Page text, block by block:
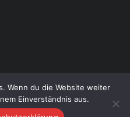
Hattenhofen. Alle Rechte
Wenn du die Website weiter
Einverständnis aus.